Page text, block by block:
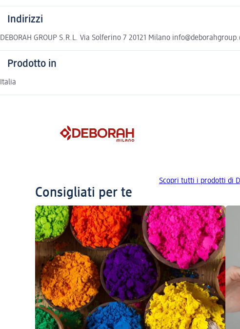
Indirizzi
DEBORAH GROUP S.R.L. Via Solferino 7 20121 Milano
Prodotto in
Italia
Scopri tutti i prodotti di
Consigliati per te